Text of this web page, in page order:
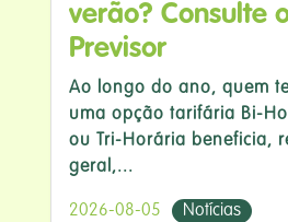
verão? Consulte
Previsor
Ao longo do ano, quem
uma opção tarifária Bi-
ou Tri-Horária beneficia,
geral,...
2026-08-05 Notícias